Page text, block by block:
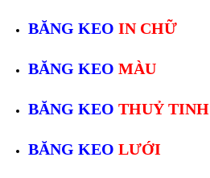
BĂNG KEO IN CHỮ
BĂNG KEO MÀU
BĂNG KEO THUỶ TINH
BĂNG KEO LƯỚI